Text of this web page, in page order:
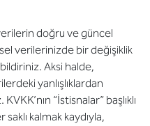
doğru ve güncel
verilerinizde bir değişiklik
Aksi halde,
yanlışlıklardan
“İstisnalar” başlıklı
kalmak kaydıyla,